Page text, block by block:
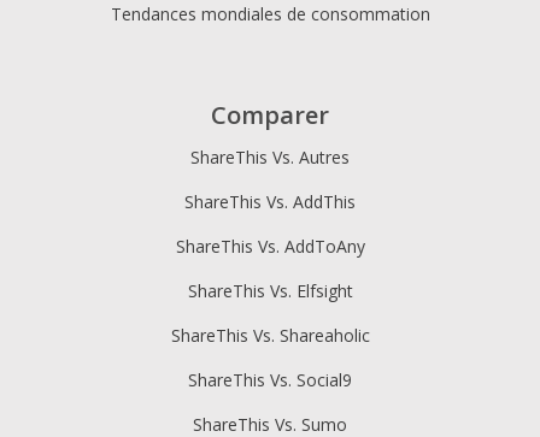
Tendances mondiales de consommation
Comparer
ShareThis Vs. Autres
ShareThis Vs. AddThis
ShareThis Vs. AddToAny
ShareThis Vs. Elfsight
ShareThis Vs. Shareaholic
ShareThis Vs. Social9
ShareThis Vs. Sumo